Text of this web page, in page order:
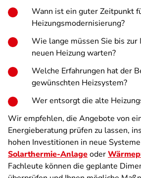
Wann ist ein guter Zeitpunkt
Heizungsmodernisierung?
Wie lange müssen Sie bis
neuen Heizung warten?
Welche Erfahrungen hat der
gewünschten Heizsystem?
Wer entsorgt die alte
Wir empfehlen, die Angebote von
Energieberatung prüfen zu lassen,
hohen Investitionen in neue
Solarthermie-Anlageoder
Fachleute können die geplante